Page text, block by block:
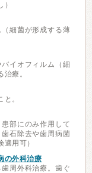
細菌が形成する薄
イオフィルム（細
療。
。
部にのみ作用して
石除去や歯周病菌
用可）
の外科治療
周外科治療。歯ぐ